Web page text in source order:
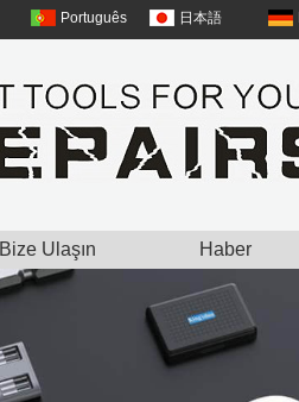
Português 日本語
Bize Ulaşın Haber